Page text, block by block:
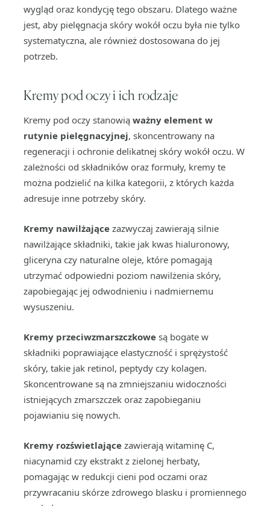
wygląd oraz kondycję tego obszaru. Dlatego ważne
jest, aby pielęgnacja skóry wokół oczu była nie tylko
systematyczna, ale również dostosowana do jej
potrzeb.
Kremy pod oczy i ich rodzaje
Kremy pod oczy stanowią ważny element w
rutynie pielęgnacyjnej, skoncentrowany na
regeneracji i ochronie delikatnej skóry wokół oczu. W
zależności od składników oraz formuły, kremy te
można podzielić na kilka kategorii, z których każda
adresuje inne potrzeby skóry.
Kremy nawilżające zazwyczaj zawierają silnie
nawilżające składniki, takie jak kwas hialuronowy,
gliceryna czy naturalne oleje, które pomagają
utrzymać odpowiedni poziom nawilżenia skóry,
zapobiegając jej odwodnieniu i nadmiernemu
wysuszeniu.
Kremy przeciwzmarszczkowe są bogate w
składniki poprawiające elastyczność i sprężystość
skóry, takie jak retinol, peptydy czy kolagen.
Skoncentrowane są na zmniejszaniu widoczności
istniejących zmarszczek oraz zapobieganiu
pojawianiu się nowych.
Kremy rozświetlające zawierają witaminę C,
niacynamid czy ekstrakt z zielonej herbaty,
pomagając w redukcji cieni pod oczami oraz
przywracaniu skórze zdrowego blasku i promiennego